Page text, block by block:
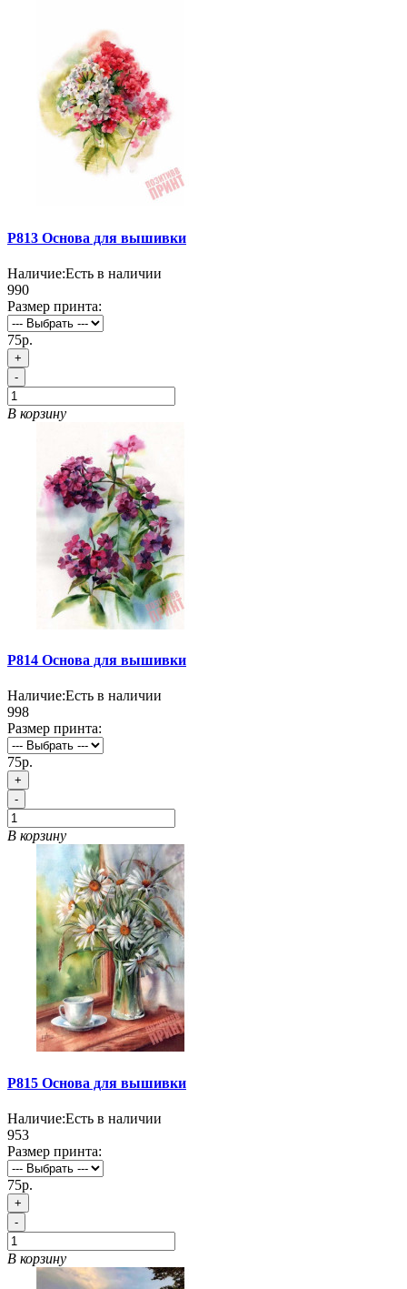
P813 Основа для вышивки
Наличие:Есть в наличии
990
Размер принта:
75р.
+
-
В корзину
P814 Основа для вышивки
Наличие:Есть в наличии
998
Размер принта:
75р.
+
-
В корзину
P815 Основа для вышивки
Наличие:Есть в наличии
953
Размер принта:
75р.
+
-
В корзину